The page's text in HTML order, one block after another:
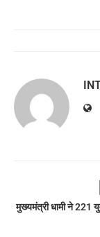
मुख्यमंत्री धामी ने 221